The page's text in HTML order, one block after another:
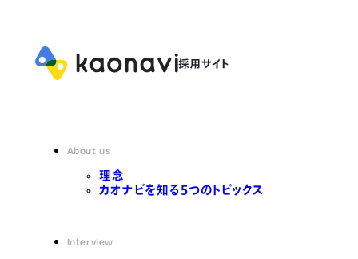
About us
理念
カオナビを知る5つのトピックス
Interview